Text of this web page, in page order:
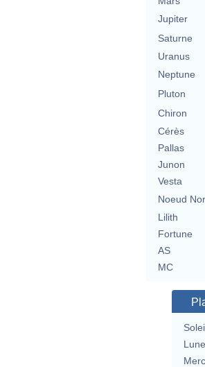
Jupiter
Saturne
Uranus
Neptune
Pluton
Chiron
Cérès
Pallas
Junon
Vesta
Noeud
Lilith
Fortune
AS
MC
Lune